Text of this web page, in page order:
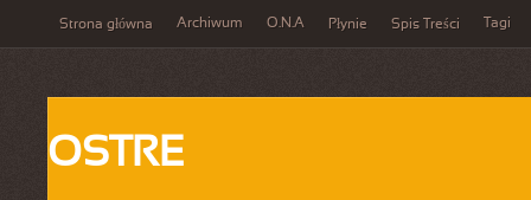
Strona główna Archiwum O.N.A Płynie Spis Treści Tagi
OSTRE